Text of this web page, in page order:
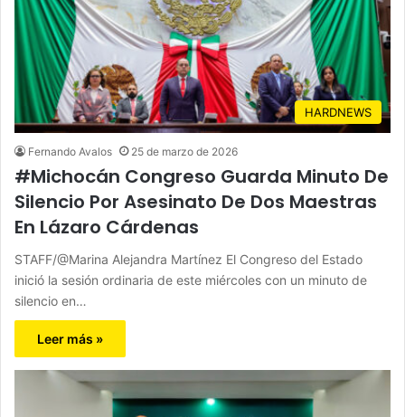
HARDNEWS
Fernando Avalos 25 de marzo de 2026
#Michocán Congreso Guarda Minuto De
Silencio Por Asesinato De Dos Maestras
En Lázaro Cárdenas
STAFF/@Marina Alejandra Martínez El Congreso del Estado
inició la sesión ordinaria de este miércoles con un minuto de
silencio en…
Leer más »